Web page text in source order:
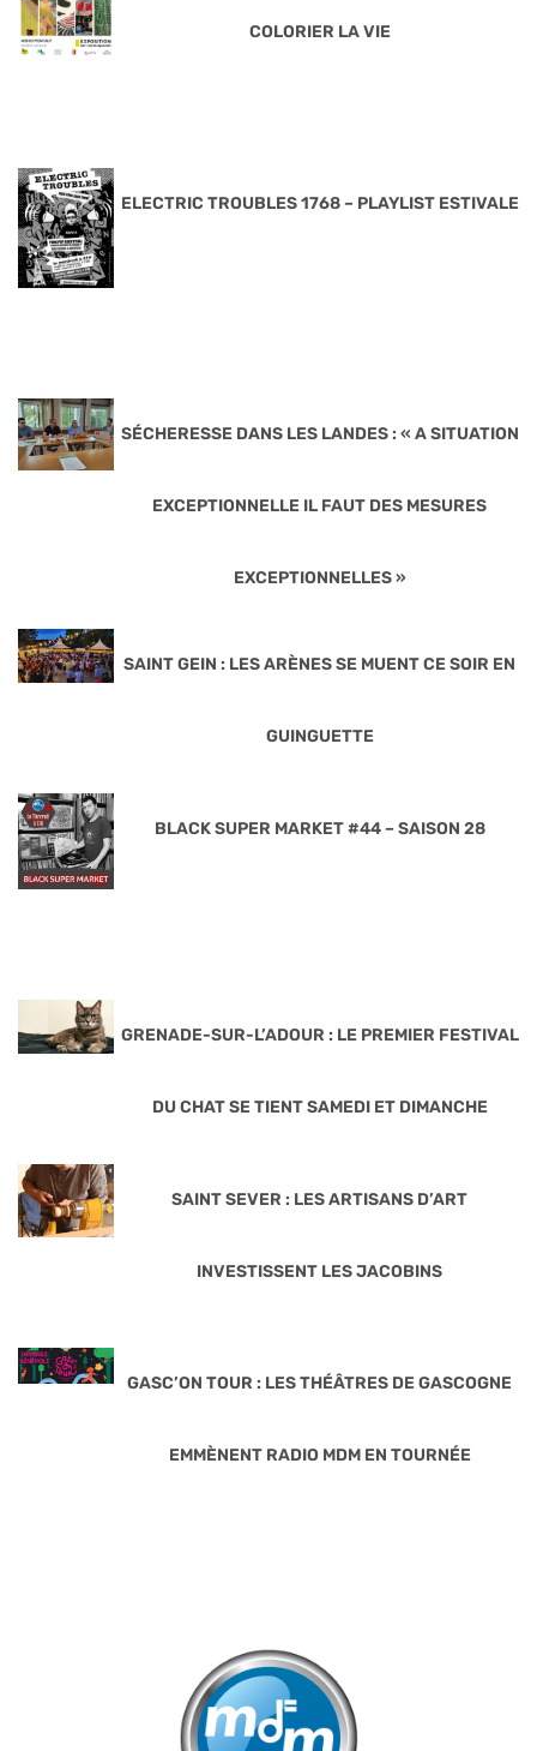
COLORIER LA VIE
ELECTRIC TROUBLES 1768 – PLAYLIST ESTIVALE
SÉCHERESSE DANS LES LANDES : « A SITUATION
EXCEPTIONNELLE IL FAUT DES MESURES
EXCEPTIONNELLES »
SAINT GEIN : LES ARÈNES SE MUENT CE SOIR EN
GUINGUETTE
BLACK SUPER MARKET #44 – SAISON 28
GRENADE-SUR-L’ADOUR : LE PREMIER FESTIVAL
DU CHAT SE TIENT SAMEDI ET DIMANCHE
SAINT SEVER : LES ARTISANS D’ART
INVESTISSENT LES JACOBINS
GASC’ON TOUR : LES THÉÂTRES DE GASCOGNE
EMMÈNENT RADIO MDM EN TOURNÉE